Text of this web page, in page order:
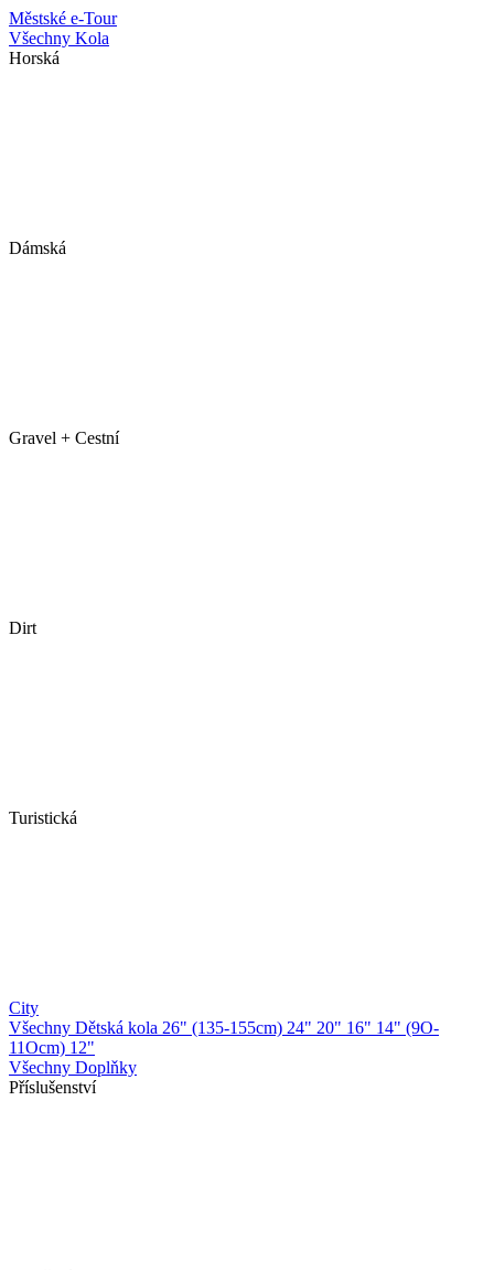
Městské e-Tour
Všechny Kola
Horská
Dámská
Gravel + Cestní
Dirt
Turistická
City
Všechny Dětská kola 26" (135-155cm) 24" 20" 16" 14" (9O-
11Ocm) 12"
Všechny Doplňky
Příslušenství